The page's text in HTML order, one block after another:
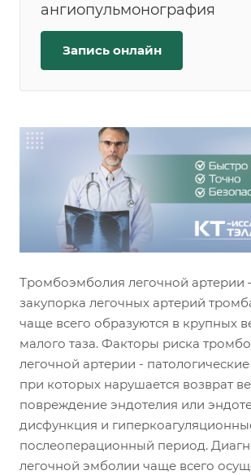
ангиопульмонография
Запись онлайн
Тромбоэмболия легочной артерии
закупорка легочных артерий
чаще всего образуются в крупных
малого таза. Факторы риска
легочной артерии -
при которых нарушается возврат
повреждение эндотелия или
дисфункция и
послеоперационный период.
легочной эмболии чаще всего